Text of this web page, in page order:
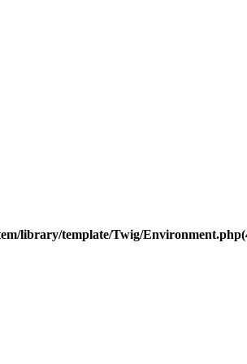
library/template/Twig/